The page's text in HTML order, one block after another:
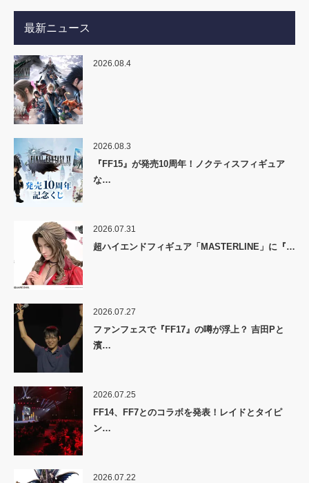
最新ニュース
2026.08.4
2026.08.3
『FF15』が発売10周年！ノクティスフィギュア
な…
2026.07.31
超ハイエンドフィギュア「MASTERLINE」に『…
2026.07.27
ファンフェスで『FF17』の噂が浮上？ 吉田Pと
濱…
2026.07.25
FF14、FF7とのコラボを発表！レイドとタイピ
ン…
2026.07.22